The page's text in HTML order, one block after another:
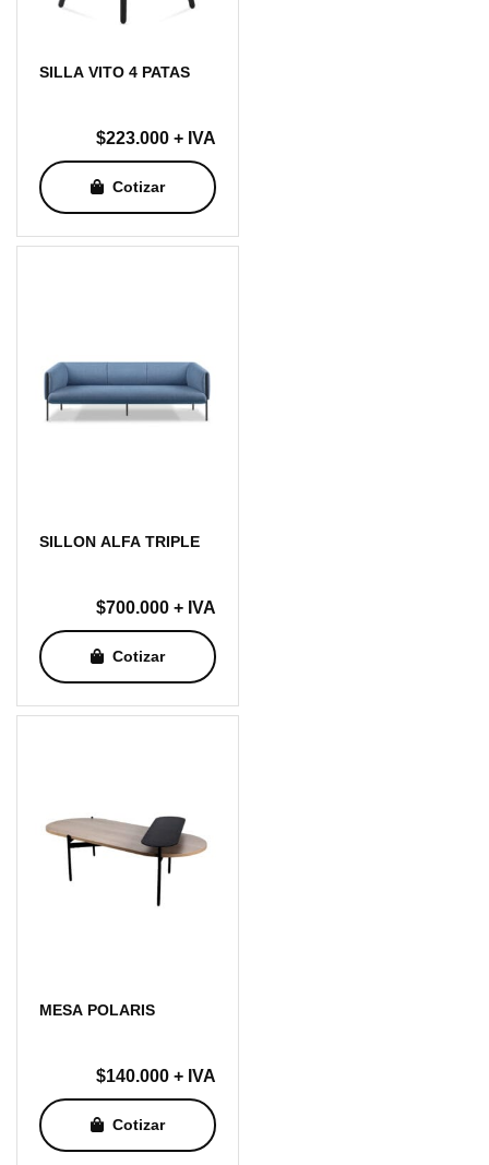
SILLA VITO 4 PATAS
$223.000 + IVA
Cotizar
SILLON ALFA TRIPLE
$700.000 + IVA
Cotizar
MESA POLARIS
$140.000 + IVA
Cotizar